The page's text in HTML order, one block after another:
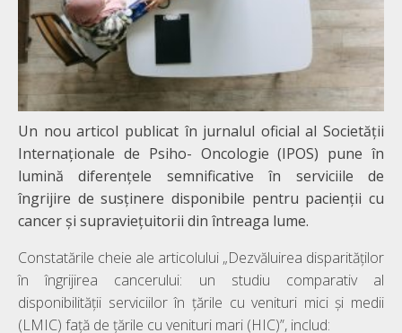
Un nou articol publicat în jurnalul oficial al Societății
Internaționale de Psiho- Oncologie (IPOS) pune în
lumină diferențele semnificative în serviciile de
îngrijire de susținere disponibile pentru pacienții cu
cancer și supraviețuitorii din întreaga lume.
Constatările cheie ale articolului „Dezvăluirea disparităților
în îngrijirea cancerului: un studiu comparativ al
disponibilității serviciilor în țările cu venituri mici și medii
(LMIC) față de țările cu venituri mari (HIC)”, includ: